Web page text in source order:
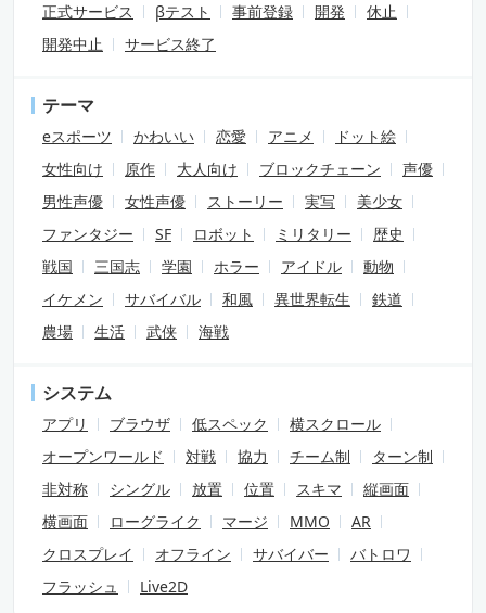
正式サービス βテスト 事前登録 開発
休止
開発中止
サービス終了
テーマ
eスポーツ かわいい 恋愛 アニメ
ドット絵
女性向け
原作 大人向け ブロックチェーン
声優
男性声優
女性声優 ストーリー 実写
美少女
ファンタジー
SF ロボット ミリタリー
歴史
戦国
三国志 学園 ホラー アイドル
動物
イケメン
サバイバル 和風 異世界転生
鉄道
農場
生活 武侠 海戦
システム
アプリ ブラウザ 低スペック
横スクロール
オープンワールド
対戦 協力 チーム制
ターン制
非対称
シングル 放置 位置 スキマ
縦画面
横画面
ローグライク マージ MMO
AR
クロスプレイ
オフライン サバイバー
バトロワ
フラッシュ
Live2D